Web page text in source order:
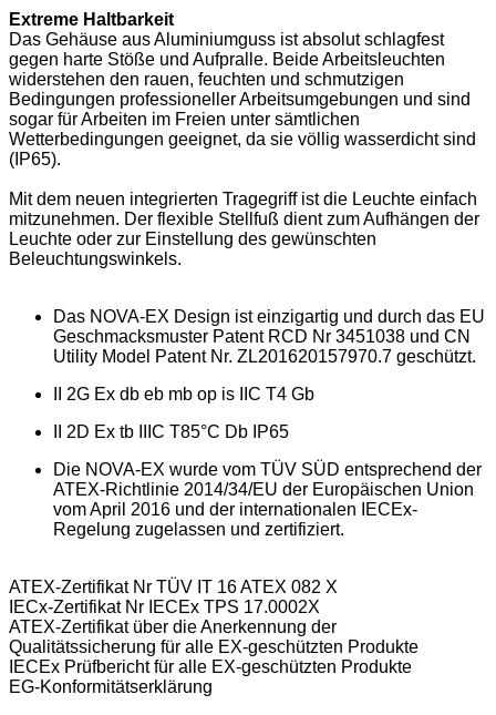
Extreme Haltbarkeit
Das Gehäuse aus Aluminiumguss ist absolut schlagfest
gegen harte Stöße und Aufpralle. Beide Arbeitsleuchten
widerstehen den rauen, feuchten und schmutzigen
Bedingungen professioneller Arbeitsumgebungen und sind
sogar für Arbeiten im Freien unter sämtlichen
Wetterbedingungen geeignet, da sie völlig wasserdicht sind
(IP65).
Mit dem neuen integrierten Tragegriff ist die Leuchte einfach
mitzunehmen. Der flexible Stellfuß dient zum Aufhängen der
Leuchte oder zur Einstellung des gewünschten
Beleuchtungswinkels.
Das NOVA-EX Design ist einzigartig und durch das EU
Geschmacksmuster Patent RCD Nr 3451038 und CN
Utility Model Patent Nr. ZL201620157970.7 geschützt.
II 2G Ex db eb mb op is IIC T4 Gb
II 2D Ex tb IIIC T85°C Db IP65
Die NOVA-EX wurde vom TÜV SÜD entsprechend der
ATEX-Richtlinie 2014/34/EU der Europäischen Union
vom April 2016 und der internationalen IECEx-
Regelung zugelassen und zertifiziert.
ATEX-Zertifikat Nr TÜV IT 16 ATEX 082 X
IECx-Zertifikat Nr IECEx TPS 17.0002X
ATEX-Zertifikat über die Anerkennung der
Qualitätssicherung für alle EX-geschützten Produkte
IECEx Prüfbericht für alle EX-geschützten Produkte
EG-Konformitätserklärung